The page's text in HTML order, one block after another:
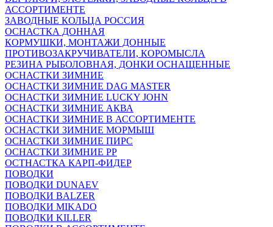
АССОРТИМЕНТЕ
ЗАВОДНЫЕ КОЛЬЦА РОССИЯ
ОСНАСТКА ДОННАЯ
КОРМУШКИ, МОНТАЖИ ДОННЫЕ
ПРОТИВОЗАКРУЧИВАТЕЛИ, КОРОМЫСЛА
РЕЗИНА РЫБОЛОВНАЯ, ДОНКИ ОСНАЩЕННЫЕ
ОСНАСТКИ ЗИМНИЕ
ОСНАСТКИ ЗИМНИЕ DAG MASTER
ОСНАСТКИ ЗИМНИЕ LUCKY JOHN
ОСНАСТКИ ЗИМНИЕ АКВА
ОСНАСТКИ ЗИМНИЕ В АССОРТИМЕНТЕ
ОСНАСТКИ ЗИМНИЕ МОРМЫШ
ОСНАСТКИ ЗИМНИЕ ПИРС
ОСНАСТКИ ЗИМНИЕ РР
ОСТНАСТКА КАРП-ФИДЕР
ПОВОДКИ
ПОВОДКИ DUNAEV
ПОВОДКИ BALZER
ПОВОДКИ MIKADO
ПОВОДКИ KILLER